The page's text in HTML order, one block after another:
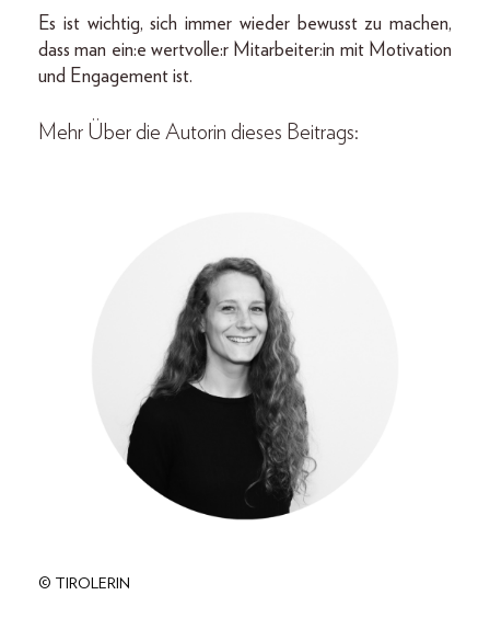
Es ist wichtig, sich immer wieder bewusst zu machen,
dass man ein:e wertvolle:r Mitarbeiter:in mit Motivation
und Engagement ist.
Mehr Über die Autorin dieses Beitrags:
© TIROLERIN